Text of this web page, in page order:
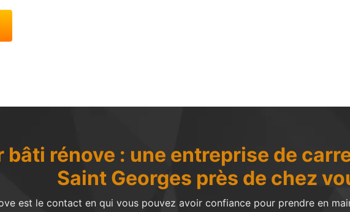
bâti rénove : une entreprise de
Saint Georges près de chez
est le contact en qui vous pouvez avoir confiance pour prendre en